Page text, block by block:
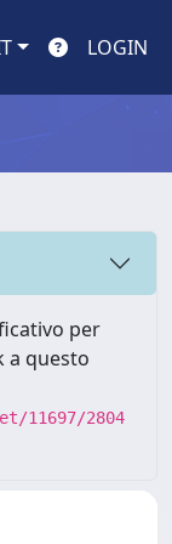
LOGIN
per
a questo
11697/2804